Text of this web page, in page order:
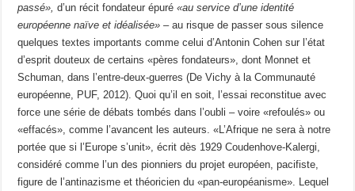
passé», d’un récit fondateur épuré«au service d’une identité
européenne naïve et idéalisée» – au risque de passer sous silence
quelques textes importants comme celui d’Antonin Cohen sur l’état
d’esprit douteux de certains «pères fondateurs», dont Monnet et
Schuman, dans l’entre-deux-guerres (De Vichy à la Communauté
européenne, PUF, 2012). Quoi qu’il en soit, l’essai reconstitue avec
force une série de débats tombés dans l’oubli – voire «refoulés» ou
«effacés», comme l’avancent les auteurs. «L’Afrique ne sera à notre
portée que si l’Europe s’unit», écrit dès 1929 Coudenhove-Kalergi,
considéré comme l’un des pionniers du projet européen, pacifiste,
figure de l’antinazisme et théoricien du «pan-européanisme». Lequel